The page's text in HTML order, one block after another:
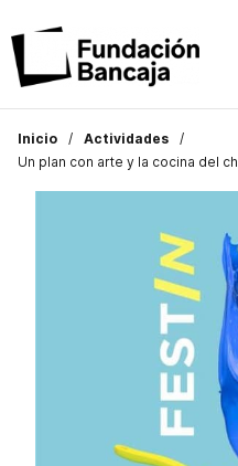
Inicio
Actividades
Un plan con arte y la cocina del